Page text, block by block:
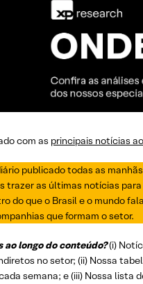
com as principais notícias
publicado todas as
trazer as últimas notícias
do que o Brasil e o mundo
que formam o setor.
longo do conteúdo?(i)
no setor; (ii) Nossa
semana; e (iii) Nossa lista